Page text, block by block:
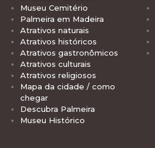
Museu Cemitério
Palmeira em Madeira
Atrativos naturais
Atrativos históricos
Atrativos gastronômicos
Atrativos culturais
Atrativos religiosos
Mapa da cidade / como
chegar
Descubra Palmeira
Museu Histórico